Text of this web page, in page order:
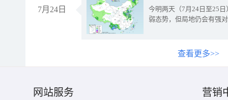
7月24日
今明两天（7月24日至25
弱态势，但局地仍会有强
查看更多>>
网站服务 营销